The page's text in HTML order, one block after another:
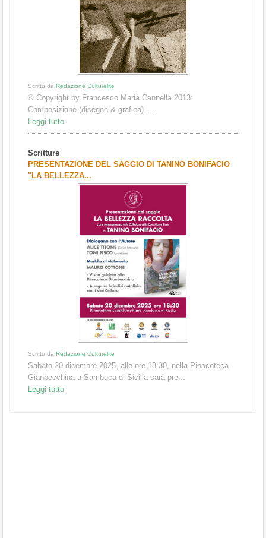
Scritto da Redazione Culturelite
© Copyright by Francesco Maria Cannella 2013:
Composizione (disegno & grafica) ...
Leggi tutto
Scritture
PRESENTAZIONE DEL SAGGIO DI TANINO BONIFACIO
"LA BELLEZZA...
Scritto da Redazione Culturelite
Sabato 20 dicembre 2025, alle ore 18:30, nella Pinacoteca
Gianbecchina a Sambuca di Sicilia sarà pre...
Leggi tutto